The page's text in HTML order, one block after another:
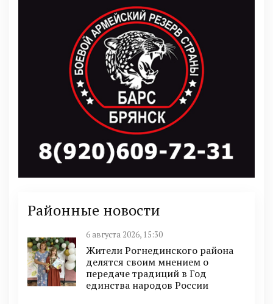
Районные новости
6 августа 2026, 15:30
Жители Рогнединского района
делятся своим мнением о
передаче традиций в Год
единства народов России